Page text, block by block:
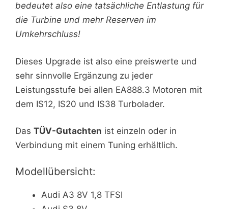
bedeutet also eine tatsächliche Entlastung für
die Turbine und mehr Reserven im
Umkehrschluss!
Dieses Upgrade ist also eine preiswerte und
sehr sinnvolle Ergänzung zu jeder
Leistungsstufe bei allen EA888.3 Motoren mit
dem IS12, IS20 und IS38 Turbolader.
Das TÜV-Gutachten ist einzeln oder in
Verbindung mit einem Tuning erhältlich.
Modellübersicht:
Audi A3 8V 1,8 TFSI